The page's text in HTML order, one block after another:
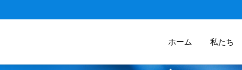
ホーム 私たち